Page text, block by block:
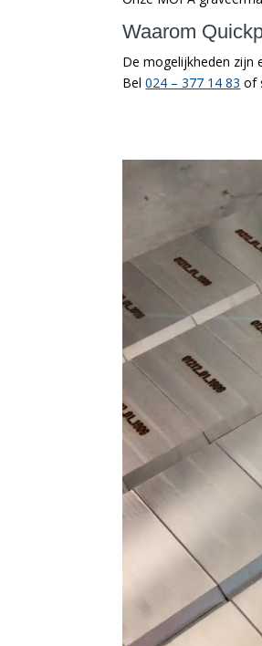
Waarom
De mogelijkheden zijn
Bel024 – 377 14 83 of